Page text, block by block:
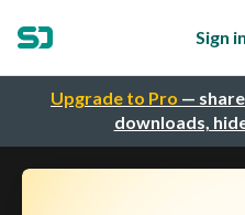
Upgrade to Pro —
downloads,
Sign in